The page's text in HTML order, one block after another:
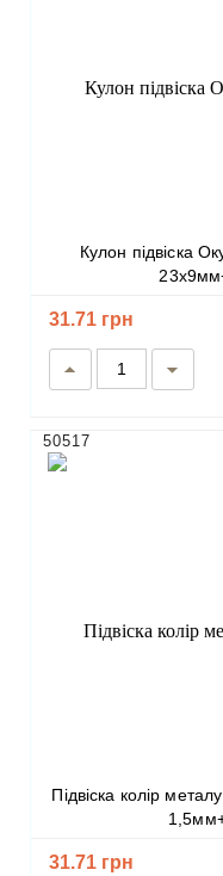
Кулон підвіска Окуляри колір металу бронза d-
31.71 грн
Підвіска колір металу бронза d-7х4,5мм+- отвір вушка
50517
31.71 грн